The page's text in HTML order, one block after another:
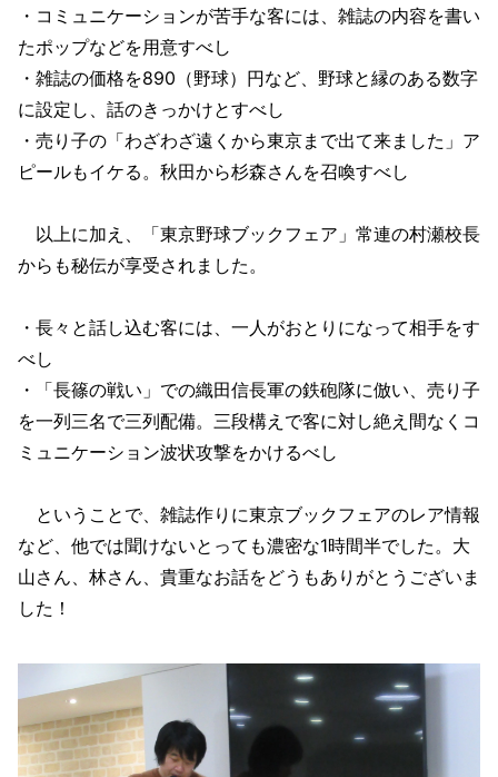
・コミュニケーションが苦手な客には、雑誌の内容を書い
たポップなどを用意すべし
・雑誌の価格を890（野球）円など、野球と縁のある数字
に設定し、話のきっかけとすべし
・売り子の「わざわざ遠くから東京まで出て来ました」ア
ピールもイケる。秋田から杉森さんを召喚すべし
以上に加え、「東京野球ブックフェア」常連の村瀬校長
からも秘伝が享受されました。
・長々と話し込む客には、一人がおとりになって相手をす
べし
・「長篠の戦い」での織田信長軍の鉄砲隊に倣い、売り子
を一列三名で三列配備。三段構えで客に対し絶え間なくコ
ミュニケーション波状攻撃をかけるべし
ということで、雑誌作りに東京ブックフェアのレア情報
など、他では聞けないとっても濃密な1時間半でした。大
山さん、林さん、貴重なお話をどうもありがとうございま
した！